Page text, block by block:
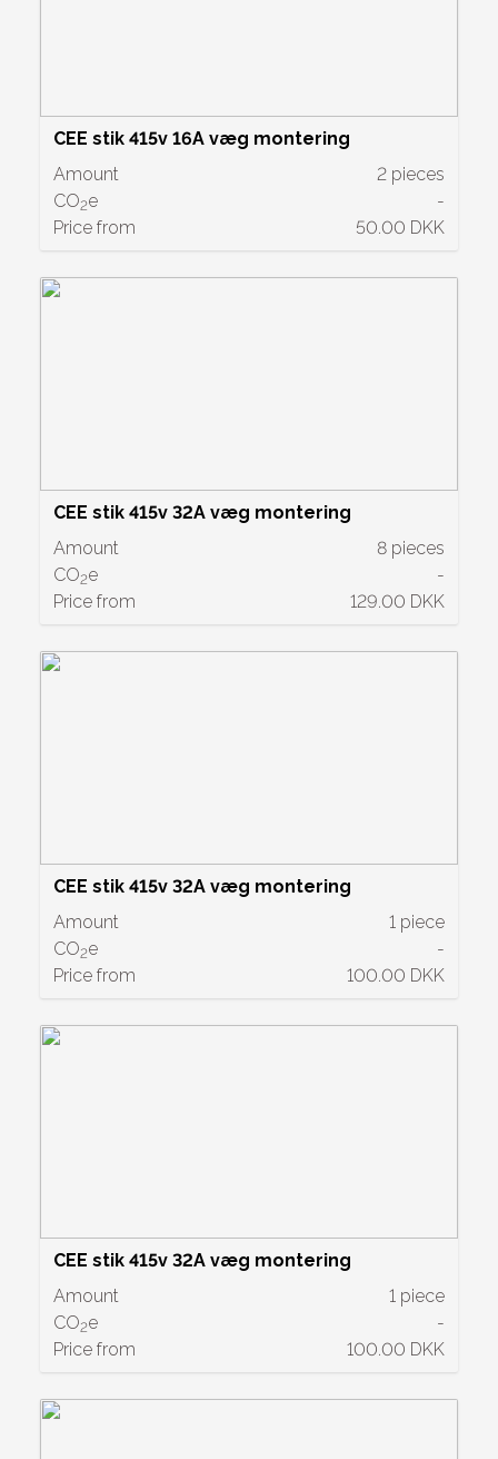
CEE stik 415v 16A væg montering
Amount
2 pieces
CO2e
-
Price from
50.00 DKK
CEE stik 415v 32A væg montering
Amount
8 pieces
CO2e
-
Price from
129.00 DKK
CEE stik 415v 32A væg montering
Amount
1 piece
CO2e
-
Price from
100.00 DKK
CEE stik 415v 32A væg montering
Amount
1 piece
CO2e
-
Price from
100.00 DKK